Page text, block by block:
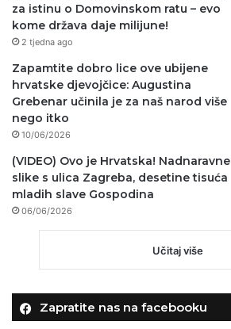
za istinu o Domovinskom ratu – evo
kome država daje milijune!
2 tjedna ago
Zapamtite dobro lice ove ubijene
hrvatske djevojčice: Augustina
Grebenar učinila je za naš narod više
nego itko
10/06/2026
(VIDEO) Ovo je Hrvatska! Nadnaravne
slike s ulica Zagreba, desetine tisuća
mladih slave Gospodina
06/06/2026
Učitaj više
Zapratite nas na facebooku